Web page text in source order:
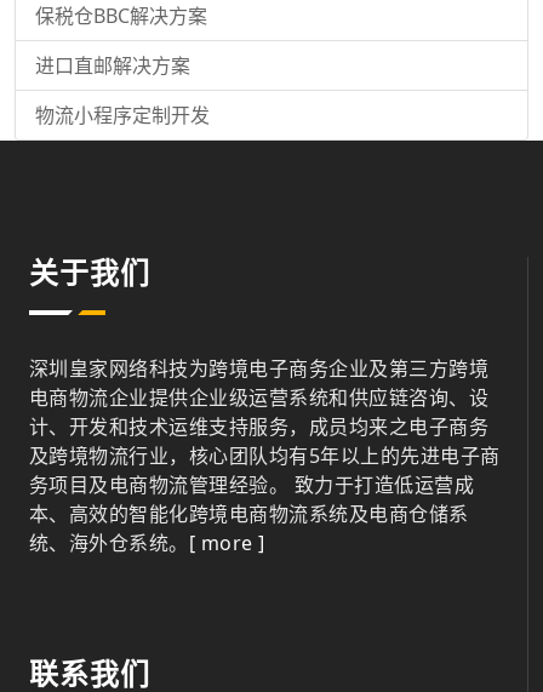
保税仓BBC解决方案
进口直邮解决方案
物流小程序定制开发
关于我们
深圳皇家网络科技为跨境电子商务企业及第三方跨境
电商物流企业提供企业级运营系统和供应链咨询、设
计、开发和技术运维支持服务，成员均来之电子商务
及跨境物流行业，核心团队均有5年以上的先进电子商
务项目及电商物流管理经验。 致力于打造低运营成
本、高效的智能化跨境电商物流系统及电商仓储系
统、海外仓系统。 [ more ]
联系我们